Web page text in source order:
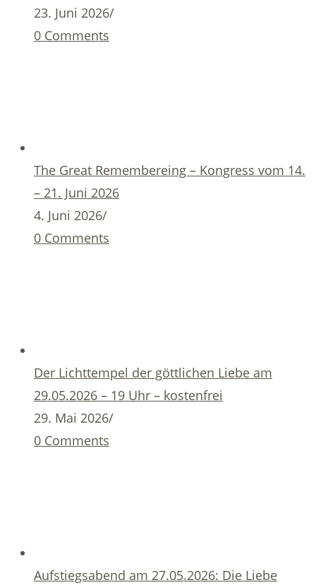
23. Juni 2026/
0 Comments
The Great Remembereing – Kongress vom 14.
– 21. Juni 2026
4. Juni 2026/
0 Comments
Der Lichttempel der göttlichen Liebe am
29.05.2026 – 19 Uhr – kostenfrei
29. Mai 2026/
0 Comments
Aufstiegsabend am 27.05.2026: Die Liebe